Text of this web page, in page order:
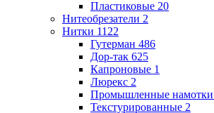
Пластиковые 20
Нитеобрезатели 2
Нитки 1122
Гутерман 486
Дор-так 625
Капроновые 1
Люрекс 2
Промышленные намотки
Текстурированные 2